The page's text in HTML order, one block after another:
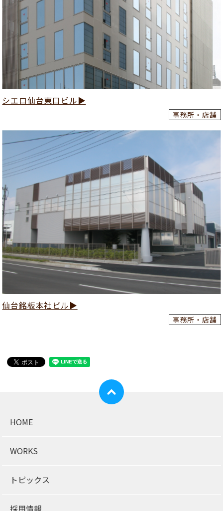
シエロ仙台東口ビル▶
事務所・店舗
仙台銘板本社ビル▶
事務所・店舗
HOME
WORKS
トピックス
採用情報